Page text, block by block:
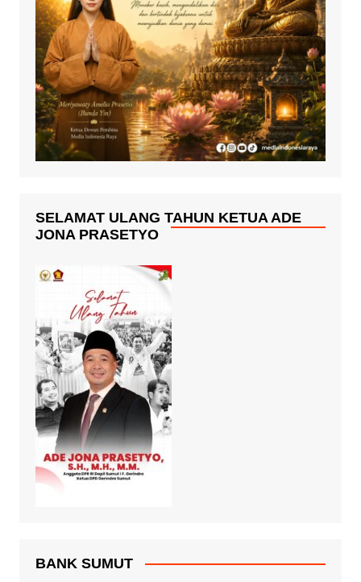
SELAMAT ULANG TAHUN KETUA ADE
JONA PRASETYO
BANK SUMUT